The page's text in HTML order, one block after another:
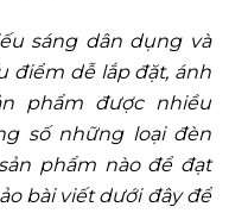
sáng dân dụng và
điểm dễ lắp đặt, ánh
phẩm được nhiều
số những loại đèn
phẩm nào để đạt
bài viết dưới đây để